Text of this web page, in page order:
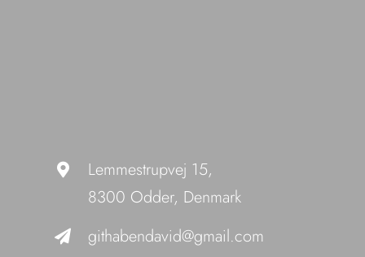
Lemmestrupvej 15,
8300 Odder, Denmark
githabendavid@gmail.com